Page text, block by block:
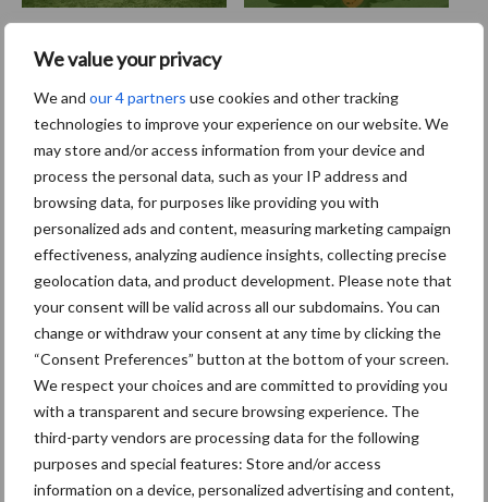
We value your privacy
We and our 4 partners use cookies and other tracking
technologies to improve your experience on our website. We
may store and/or access information from your device and
process the personal data, such as your IP address and
browsing data, for purposes like providing you with
personalized ads and content, measuring marketing campaign
effectiveness, analyzing audience insights, collecting precise
geolocation data, and product development. Please note that
your consent will be valid across all our subdomains. You can
change or withdraw your consent at any time by clicking the
“Consent Preferences” button at the bottom of your screen.
We respect your choices and are committed to providing you
with a transparent and secure browsing experience. The
third-party vendors are processing data for the following
purposes and special features: Store and/or access
information on a device, personalized advertising and content,
Primaire
Sidebar
Recent nieuws Partner nieuws
6 aug
"Hoge verwachtingen van schijven
voor kouters"
5 aug
Albourgh Tyres breidt uit naar
nieuwe marktsegmenten
5 aug
Caterpillar breidt gamma
elektrische bulldozers uit